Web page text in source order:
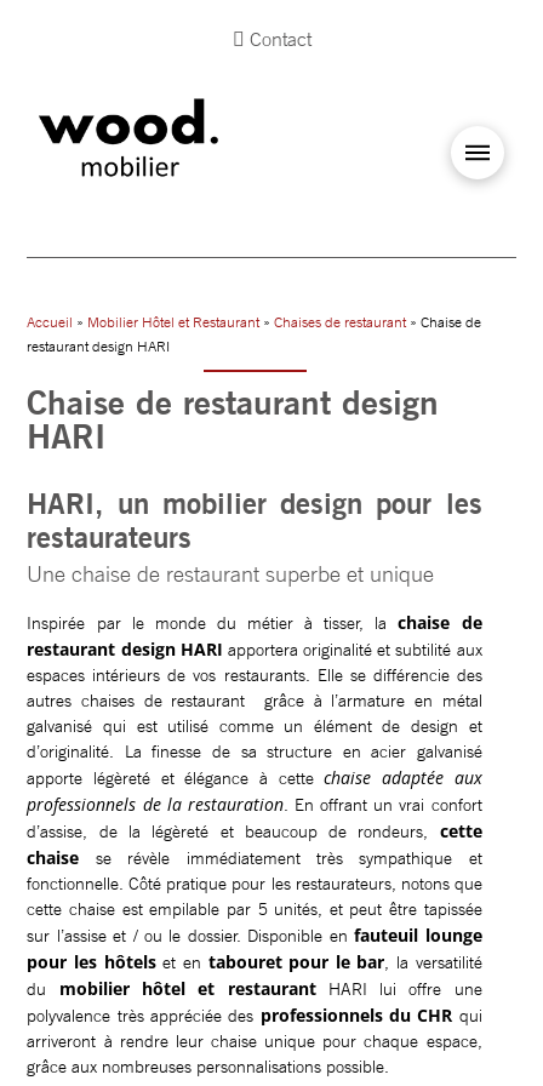
Contact
Accueil » Mobilier Hôtel et Restaurant»Chaises de restaurant» Chaise de
restaurant design HARI
Chaise de restaurant design
HARI
HARI, un mobilier design pour les
restaurateurs
Une chaise de restaurant superbe et unique
Inspirée par le monde du métier à tisser, lachaise de
restaurant design HARI apportera originalité et subtilité aux
espaces intérieurs de vos restaurants. Elle se différencie des
autres chaises de restaurant grâce à l’armature en métal
galvanisé qui est utilisé comme un élément de design et
d’originalité. La finesse de sa structure en acier galvanisé
apporte légèreté et élégance à cettechaise adaptée aux
professionnels de la restauration. En offrant un vrai confort
d’assise, de la légèreté et beaucoup de rondeurs, cette
chaise se révèle immédiatement très sympathique et
fonctionnelle. Côté pratique pour les restaurateurs, notons que
cette chaise est empilable par 5 unités, et peut être tapissée
sur l’assise et / ou le dossier. Disponible enfauteuil lounge
pour les hôtelset en tabouret pour le bar , la versatilité
du mobilier hôtel et restaurantHARI lui offre une
polyvalence très appréciée des professionnels du CHR qui
arriveront à rendre leur chaise unique pour chaque espace,
grâce aux nombreuses personnalisations possible.